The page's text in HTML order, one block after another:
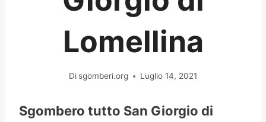
Lomellina
Di sgomberi.org Luglio 14, 2021
Sgombero tutto San Giorgio di